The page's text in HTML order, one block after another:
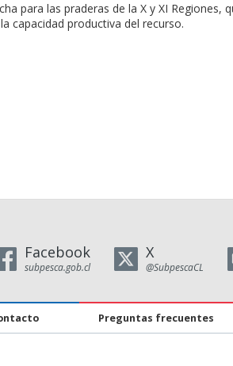
para las praderas de la X y XI Regiones,
capacidad productiva del recurso.
Facebook
subpesca.gob.cl
X
@SubpescaCL
Preguntas frecuentes